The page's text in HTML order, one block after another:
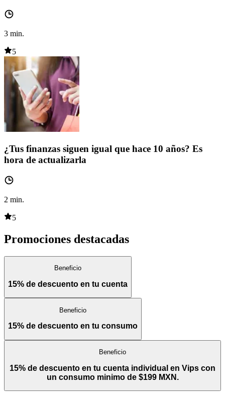
3 min.
5
¿Tus finanzas siguen igual que hace 10 años? Es
hora de actualizarla
2 min.
5
Promociones destacadas
Beneficio
15% de descuento en tu cuenta
Beneficio
15% de descuento en tu consumo
Beneficio
15% de descuento en tu cuenta individual en Vips con
un consumo minimo de $199 MXN.